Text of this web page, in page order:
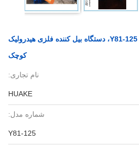
دستگاه بیلر فلزی ضایعات Y81-125، دستگاه بیل کننده فلزی هیدرولیک
کوچک
نام تجاری:
HUAKE
شماره مدل:
Y81-125